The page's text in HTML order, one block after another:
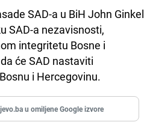
SAD-a u BiH John Ginkel
SAD-a nezavisnosti,
integritetu Bosne i
će SAD nastaviti
i Hercegovinu.
u omiljene Google izvore